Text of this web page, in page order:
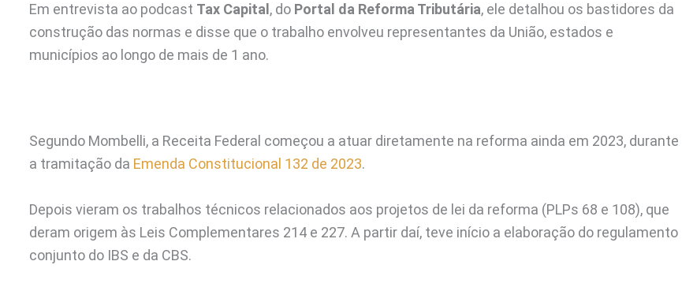
Em entrevista ao podcast Tax Capital , do Portal da Reforma Tributária, ele detalhou os bastidores da
construção das normas e disse que o trabalho envolveu representantes da União, estados e
municípios ao longo de mais de 1 ano.
Segundo Mombelli, a Receita Federal começou a atuar diretamente na reforma ainda em 2023, durante
a tramitação da Emenda Constitucional 132 de 2023.
Depois vieram os trabalhos técnicos relacionados aos projetos de lei da reforma (PLPs 68 e 108), que
deram origem às Leis Complementares 214 e 227. A partir daí, teve início a elaboração do regulamento
conjunto do IBS e da CBS.